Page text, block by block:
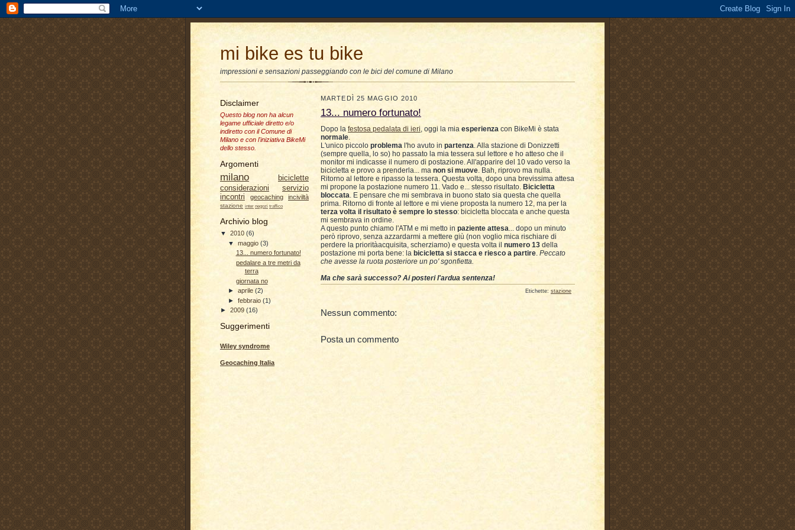
mi bike es tu bike
impressioni e sensazioni passeggiando con le bici del comune di Milano
Disclaimer
Questo blog non ha alcun
legame ufficiale diretto e/o
indiretto con il Comune di
Milano e con l'iniziativa BikeMi
dello stesso.
Argomenti
milano
biciclette
considerazioni
servizio
incontri
geocaching inciviltà
stazione inter negozi traffico
Archivio blog
▼ 2010 (6)
▼ maggio (3)
13... numero fortunato!
pedalare a tre metri da
terra
giornata no
► aprile (2)
► febbraio (1)
► 2009 (16)
Suggerimenti
Wiley syndrome
Geocaching Italia
MARTEDÌ 25 MAGGIO 2010
13... numero fortunato!
Dopo la festosa pedalata di ieri, oggi la mia esperienza con BikeMi è stata
normale.
L'unico piccolo problema l'ho avuto in partenza. Alla stazione di Donizzetti
(sempre quella, lo so) ho passato la mia tessera sul lettore e ho atteso che il
monitor mi indicasse il numero di postazione. All'apparire del 10 vado verso la
bicicletta e provo a prenderla... ma non si muove. Bah, riprovo ma nulla.
Ritorno al lettore e ripasso la tessera. Questa volta, dopo una brevissima attesa
mi propone la postazione numero 11. Vado e... stesso risultato. Bicicletta
bloccata. E pensare che mi sembrava in buono stato sia questa che quella
prima. Ritorno di fronte al lettore e mi viene proposta la numero 12, ma per la
terza volta il risultato è sempre lo stesso: bicicletta bloccata e anche questa
mi sembrava in ordine.
A questo punto chiamo l'ATM e mi metto in paziente attesa... dopo un minuto
però riprovo, senza azzardarmi a mettere giù (non voglio mica rischiare di
perdere la prioritàacquisita, scherziamo) e questa volta il numero 13 della
postazione mi porta bene: la bicicletta si stacca e riesco a partire. Peccato
che avesse la ruota posteriore un po' sgonfietta.
Ma che sarà successo? Ai posteri l'ardua sentenza!
Etichette: stazione
Nessun commento:
Posta un commento